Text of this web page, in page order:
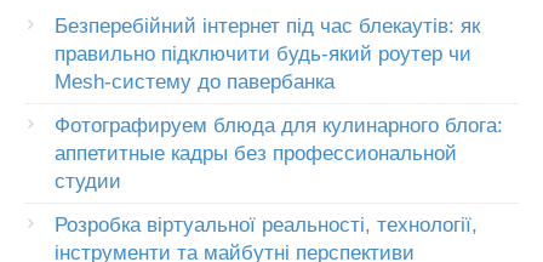
Безперебійний інтернет під час блекаутів: як
правильно підключити будь-який роутер чи
Mesh-систему до павербанка
Фотографируем блюда для кулинарного блога:
аппетитные кадры без профессиональной
студии
Розробка віртуальної реальності, технології,
інструменти та майбутні перспективи